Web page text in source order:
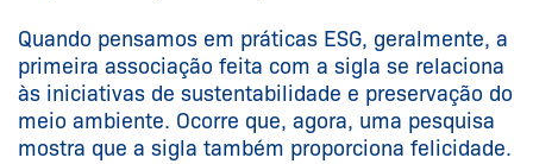
Quando pensamos em práticas ESG, geralmente, a
primeira associação feita com a sigla se relaciona
às iniciativas de sustentabilidade e preservação do
meio ambiente. Ocorre que, agora, uma pesquisa
mostra que a sigla também proporciona felicidade.